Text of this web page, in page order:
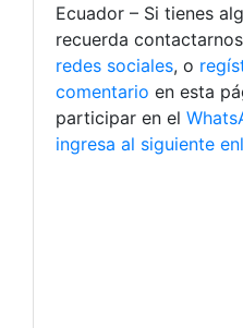
Ecuador – Si tienes
recuerda
redes sociales, o
comentario en esta
participar en el
ingresa al siguiente